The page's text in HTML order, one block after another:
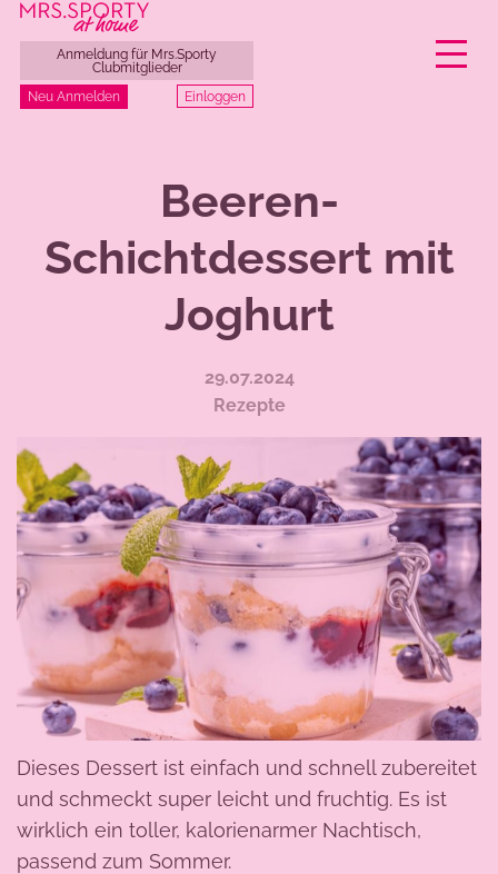
Anmeldung für Mrs.Sporty
Clubmitglieder
Neu Anmelden
Einloggen
Beeren-
Schichtdessert mit
Joghurt
29.07.2024
Rezepte
Dieses Dessert ist einfach und schnell zubereitet
und schmeckt super leicht und fruchtig. Es ist
wirklich ein toller, kalorienarmer Nachtisch,
passend zum Sommer.